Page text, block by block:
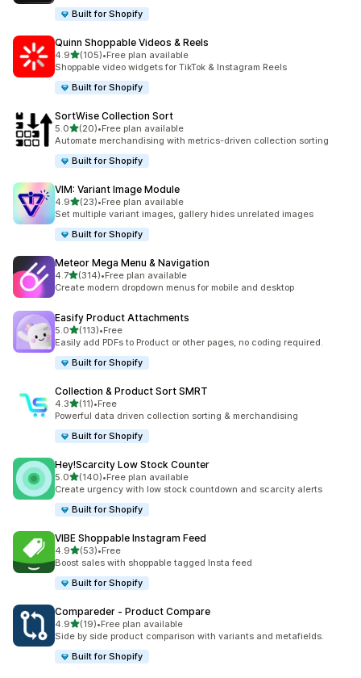
Built for Shopify
Quinn Shoppable Videos & Reels
4.9เต็ม 5 ดาว
(105)
ทั้งหมด 105 รีวิว
•Free plan available
Shoppable video widgets for TikTok & Instagram Reels
Built for Shopify
SortWise Collection Sort
5.0เต็ม 5 ดาว
(20)
ทั้งหมด 20 รีวิว
•Free plan available
Automate merchandising with metrics-driven collection sorting
Built for Shopify
VIM: Variant Image Module
4.9เต็ม 5 ดาว
(23)
ทั้งหมด 23 รีวิว
•Free plan available
Set multiple variant images, gallery hides unrelated images
Built for Shopify
Meteor Mega Menu & Navigation
4.7เต็ม 5 ดาว
(314)
ทั้งหมด 314 รีวิว
•Free plan available
Create modern dropdown menus for mobile and desktop
Easify Product Attachments
5.0เต็ม 5 ดาว
(113)
ทั้งหมด 113 รีวิว
•Free
Easily add PDFs to Product or other pages, no coding required.
Built for Shopify
Collection & Product Sort SMRT
4.3เต็ม 5 ดาว
(11)
ทั้งหมด 11 รีวิว
•Free
Powerful data driven collection sorting & merchandising
Built for Shopify
Hey!Scarcity Low Stock Counter
5.0เต็ม 5 ดาว
(140)
ทั้งหมด 140 รีวิว
•Free plan available
Create urgency with low stock countdown and scarcity alerts
Built for Shopify
VIBE Shoppable Instagram Feed
4.9เต็ม 5 ดาว
(53)
ทั้งหมด 53 รีวิว
•Free
Boost sales with shoppable tagged Insta feed
Built for Shopify
Compareder ‑ Product Compare
4.9เต็ม 5 ดาว
(19)
ทั้งหมด 19 รีวิว
•Free plan available
Side by side product comparison with variants and metafields.
Built for Shopify